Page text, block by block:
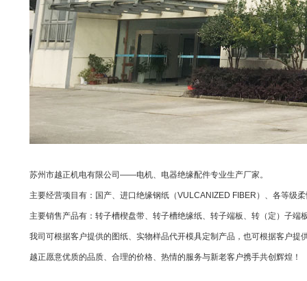
苏州市越正机电有限公司——电机、电器绝缘配件专业生产厂家。
主要经营项目有：国产、进口绝缘钢纸（VULCANIZED FIBER）、各等级
主要销售产品有：转子槽楔盘带、转子槽绝缘纸、转子端板、转（定）子
我司可根据客户提供的图纸、实物样品代开模具定制产品，也可根据客户提
越正愿意优质的品质、合理的价格、热情的服务与新老客户携手共创辉煌！